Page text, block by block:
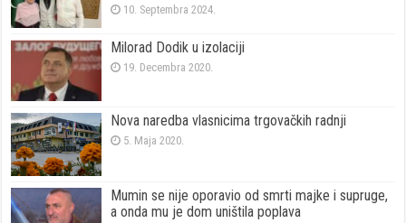
10. Septembra 2024.
Milorad Dodik u izolaciji
19. Decembra 2020.
Nova naredba vlasnicima trgovačkih radnji
5. Maja 2020.
Mumin se nije oporavio od smrti majke i supruge,
a onda mu je dom uništila poplava